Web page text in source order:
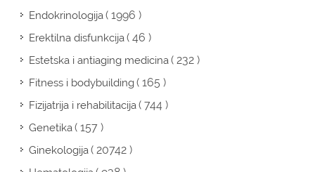
Endokrinologija( 1996 )
Erektilna disfunkcija( 46 )
Estetska i antiaging medicina( 232 )
Fitness i bodybuilding( 165 )
Fizijatrija i rehabilitacija( 744 )
Genetika( 157 )
Ginekologija( 20742 )